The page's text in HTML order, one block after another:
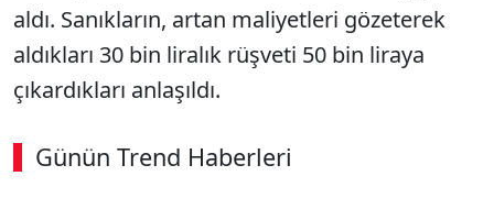
aldı. Sanıkların, artan maliyetleri gözeterek
aldıkları 30 bin liralık rüşveti 50 bin liraya
çıkardıkları anlaşıldı.
Günün Trend Haberleri
00:02 / 08:06